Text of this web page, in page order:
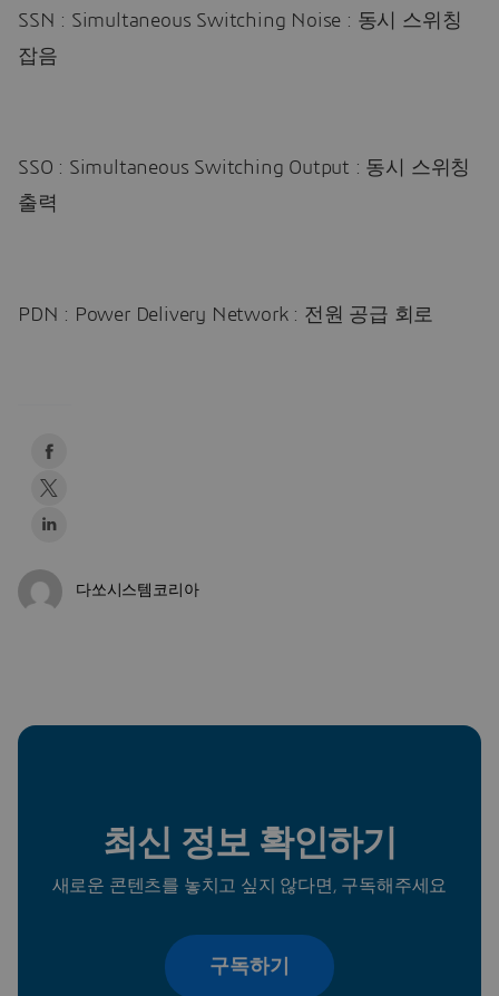
SSN : Simultaneous Switching Noise : 동시 스위칭
잡음
SSO : Simultaneous Switching Output : 동시 스위칭
출력
PDN : Power Delivery Network : 전원 공급 회로
다쏘시스템코리아
최신 정보 확인하기
새로운 콘텐츠를 놓치고 싶지 않다면, 구독해주세요
구독하기